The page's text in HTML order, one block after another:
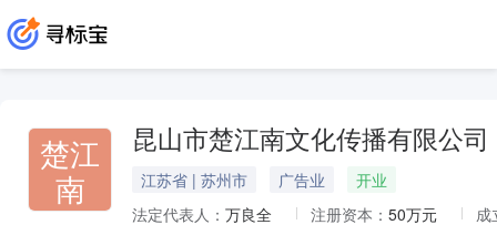
楚江
南
昆山市楚江南文化传播有限公司
江苏省 | 苏州市 广告业
开业
法定代表人： 万良全 注册资本： 50万元
成